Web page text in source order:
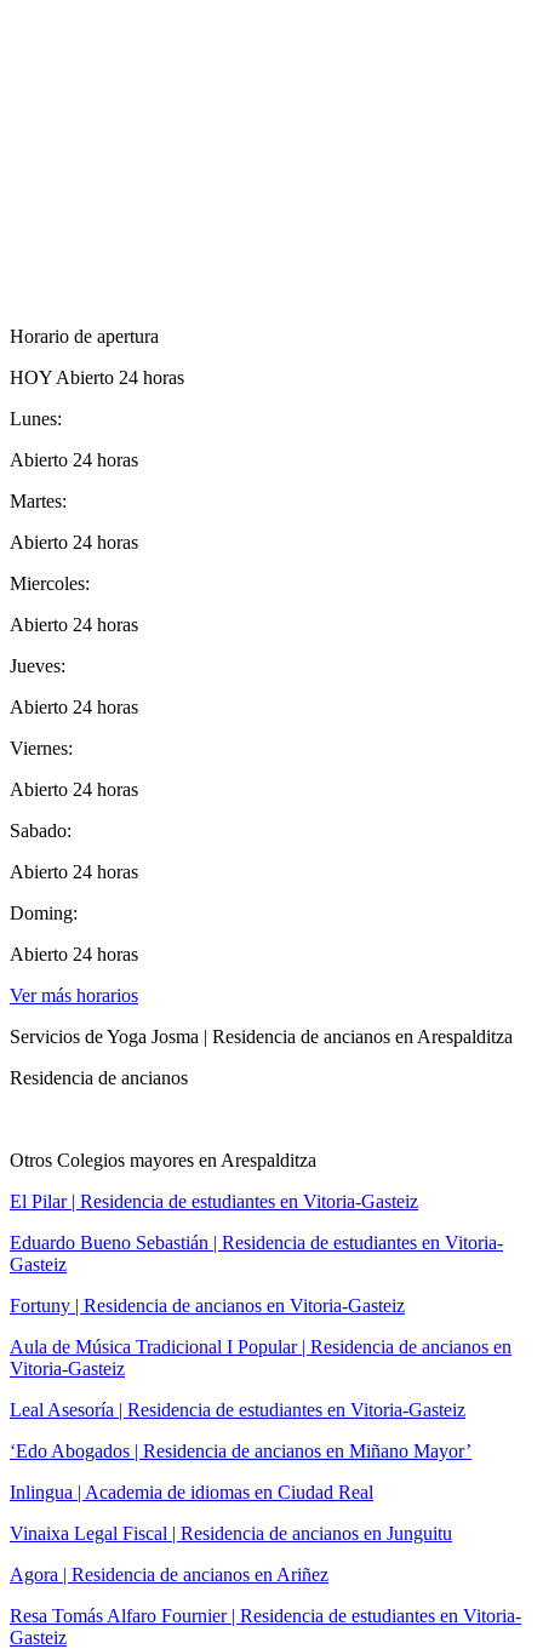
Horario de apertura
HOY Abierto 24 horas
Lunes:
Abierto 24 horas
Martes:
Abierto 24 horas
Miercoles:
Abierto 24 horas
Jueves:
Abierto 24 horas
Viernes:
Abierto 24 horas
Sabado:
Abierto 24 horas
Doming:
Abierto 24 horas
Ver más horarios
Servicios de Yoga Josma | Residencia de ancianos en Arespalditza
Residencia de ancianos
Otros Colegios mayores en Arespalditza
El Pilar | Residencia de estudiantes en Vitoria-Gasteiz
Eduardo Bueno Sebastián | Residencia de estudiantes en Vitoria-
Gasteiz
Fortuny | Residencia de ancianos en Vitoria-Gasteiz
Aula de Música Tradicional I Popular | Residencia de ancianos en
Vitoria-Gasteiz
Leal Asesoría | Residencia de estudiantes en Vitoria-Gasteiz
‘Edo Abogados | Residencia de ancianos en Miñano Mayor’
Inlingua | Academia de idiomas en Ciudad Real
Vinaixa Legal Fiscal | Residencia de ancianos en Junguitu
Agora | Residencia de ancianos en Ariñez
Resa Tomás Alfaro Fournier | Residencia de estudiantes en Vitoria-
Gasteiz